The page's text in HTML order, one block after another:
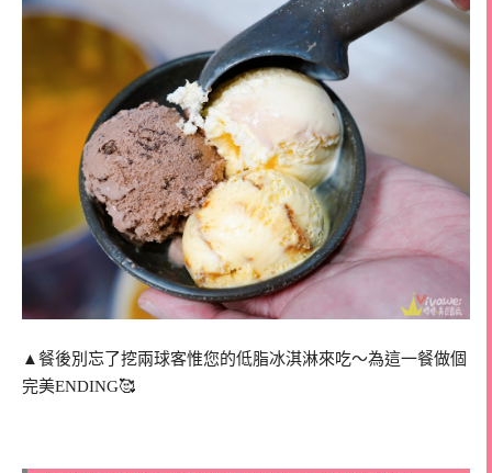
▲餐後別忘了挖兩球客惟您的低脂冰淇淋來吃～為這一餐做個
完美ENDING🥰